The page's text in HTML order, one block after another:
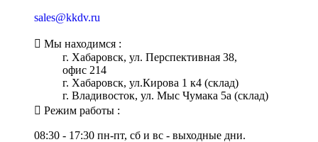
sales@kkdv.ru
Мы находимся :
г. Хабаровск, ул. Перспективная 38,
офис 214
г. Хабаровск, ул.Кирова 1 к4 (склад)
г. Владивосток, ул. Мыс Чумака 5а (склад)
Режим работы :
08:30 - 17:30 пн-пт, сб и вс - выходные дни.